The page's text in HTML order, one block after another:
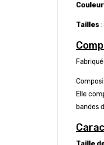
Tailles:
Elle
bandes